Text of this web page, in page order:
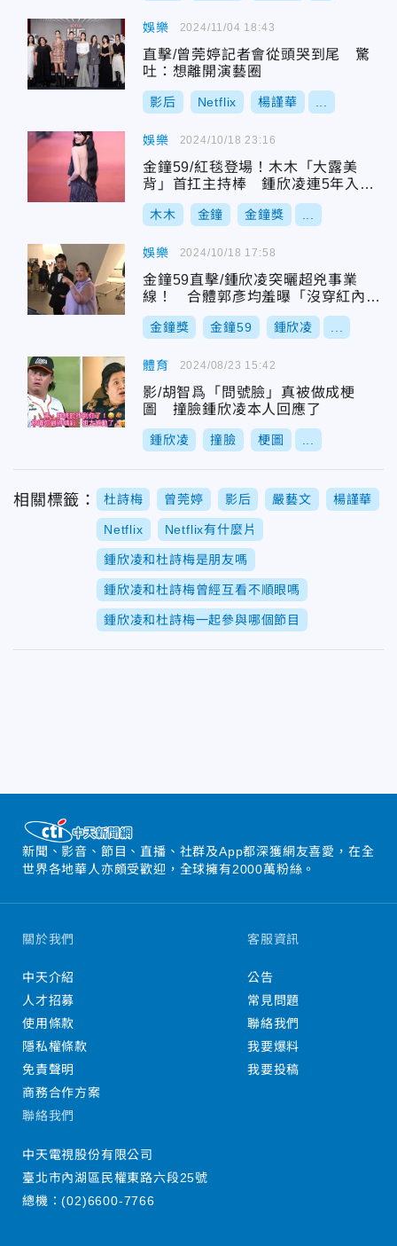
娛樂
直擊/曾莞婷記者會從頭哭到尾 驚
吐：想離開演藝圈
影后 Netflix 楊謹華
2024/11/04 18:43
娛樂
金鐘59/紅毯登場！木木「大露美
背」首扛主持棒 鍾欣凌連5年入圍
認「當花瓶」
木木 金鐘 金鐘獎
2024/10/18 23:16
娛樂
金鐘59直擊/鍾欣凌突曬超兇事業
線！ 合體郭彥均羞曝「沒穿紅內
褲」原因
金鐘獎 金鐘59 鍾欣凌
2024/10/18 17:58
體育
影/胡智爲「問號臉」真被做成梗
圖 撞臉鍾欣凌本人回應了
鍾欣凌 撞臉 梗圖
2024/08/23 15:42
相關標籤： 杜詩梅 曾莞婷 影后 嚴藝文 楊謹華
Netflix Netflix有什麼片
鍾欣凌和杜詩梅是朋友嗎
鍾欣凌和杜詩梅曾經互看不順眼嗎
鍾欣凌和杜詩梅一起參與哪個節目
新聞、影音、節目、直播、社群及App都深獲網友喜愛，在全
世界各地華人亦頗受歡迎，全球擁有2000萬粉絲。
關於我們
中天介紹
人才招募
使用條款
隱私權條款
免責聲明
商務合作方案
客服資訊
公告
常見問題
聯絡我們
我要爆料
我要投稿
聯絡我們
中天電視股份有限公司
臺北市內湖區民權東路六段25號
總機：(02)6600-7766